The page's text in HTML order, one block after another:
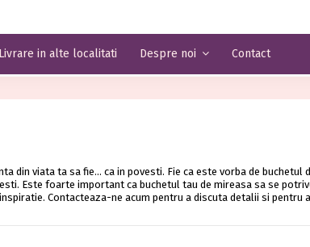
Livrare in alte localitati Despre noi Contact
din viata ta sa fie... ca in povesti. Fie ca este vorba de buchetul
Este foarte important ca buchetul tau de mireasa sa se
Contacteaza-ne acum pentru a discuta detalii si pentru